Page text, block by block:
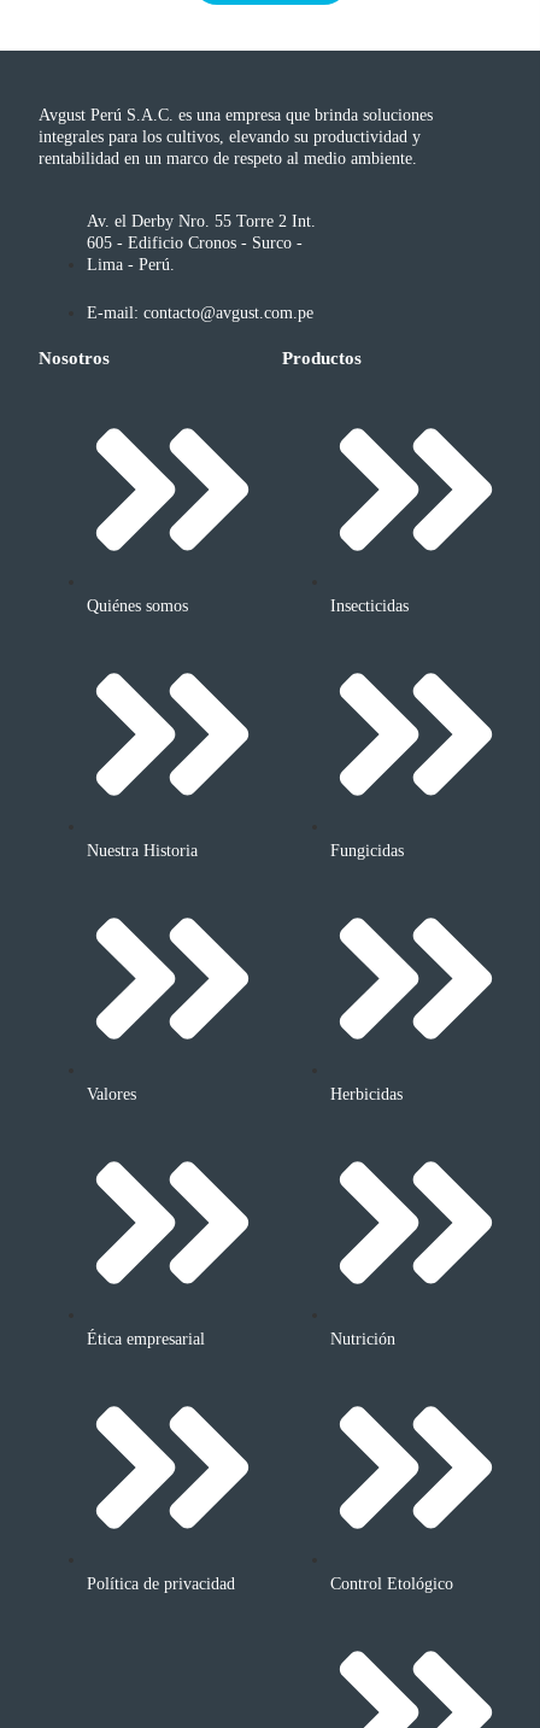
Avgust Perú S.A.C. es una empresa que brinda soluciones
integrales para los cultivos, elevando su productividad y
rentabilidad en un marco de respeto al medio ambiente.
Av. el Derby Nro. 55 Torre 2 Int.
605 - Edificio Cronos - Surco -
Lima - Perú.
E-mail: contacto@avgust.com.pe
Nosotros
Quiénes somos
Nuestra Historia
Valores
Ética empresarial
Política de privacidad
Productos
Insecticidas
Fungicidas
Herbicidas
Nutrición
Control Etológico